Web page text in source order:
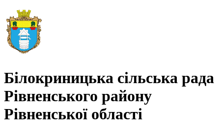
Білокриницька сільська рада
Рівненського району
Рівненської області